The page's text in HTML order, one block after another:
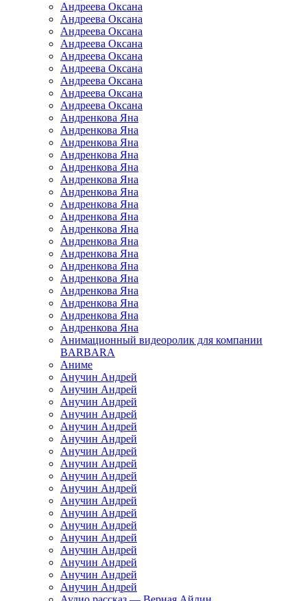
Андреева Оксана
Андреева Оксана
Андреева Оксана
Андреева Оксана
Андреева Оксана
Андреева Оксана
Андреева Оксана
Андреева Оксана
Андреева Оксана
Андренкова Яна
Андренкова Яна
Андренкова Яна
Андренкова Яна
Андренкова Яна
Андренкова Яна
Андренкова Яна
Андренкова Яна
Андренкова Яна
Андренкова Яна
Андренкова Яна
Андренкова Яна
Андренкова Яна
Андренкова Яна
Андренкова Яна
Андренкова Яна
Андренкова Яна
Андренкова Яна
Анимационный видеоролик для компании
BARBARA
Аниме
Анучин Андрей
Анучин Андрей
Анучин Андрей
Анучин Андрей
Анучин Андрей
Анучин Андрей
Анучин Андрей
Анучин Андрей
Анучин Андрей
Анучин Андрей
Анучин Андрей
Анучин Андрей
Анучин Андрей
Анучин Андрей
Анучин Андрей
Анучин Андрей
Анучин Андрей
Анучин Андрей